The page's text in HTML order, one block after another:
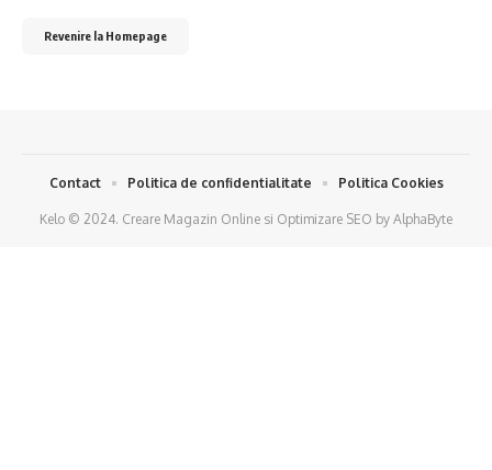
Revenire la Homepage
Kelo © 2024. Creare Magazin Online si Optimizare SEO by AlphaByte
Contact Politica de confidentialitate Politica Cookies